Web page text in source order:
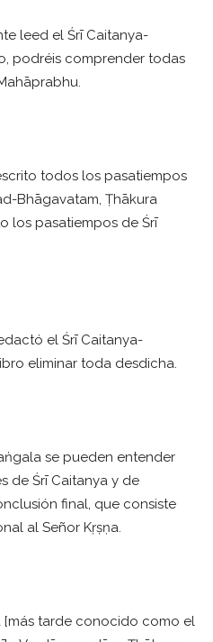
leed el Śrī Caitanya-
podréis comprender todas
todos los pasatiempos
Bhāgavatam, Ṭhākura
los pasatiempos de Śrī
el Śrī Caitanya-
eliminar toda desdicha.
se pueden entender
de Śrī Caitanya y de
final, que consiste
al Señor Kṛṣṇa.
[más tarde conocido como el